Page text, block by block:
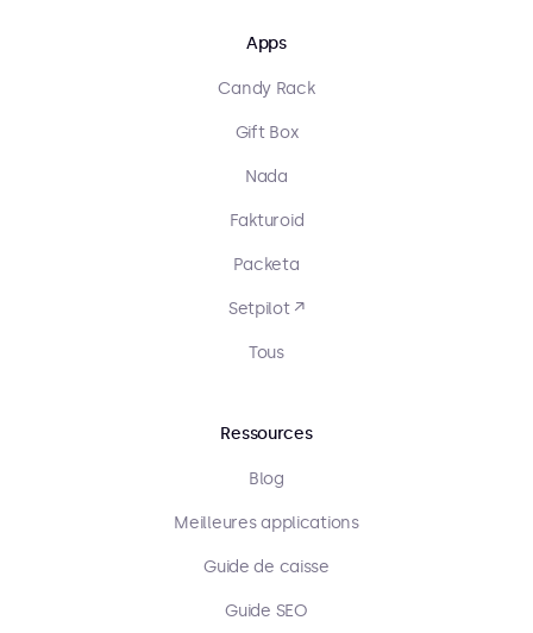
Apps
Candy Rack
Gift Box
Nada
Fakturoid
Packeta
Setpilot ↗
Tous
Ressources
Blog
Meilleures applications
Guide de caisse
Guide SEO